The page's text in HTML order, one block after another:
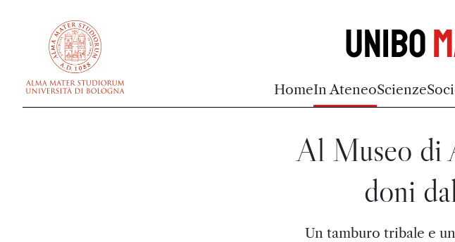
Unibo
HomeIn AteneoScienze
Al Museo di
doni
Un tamburo tribale e